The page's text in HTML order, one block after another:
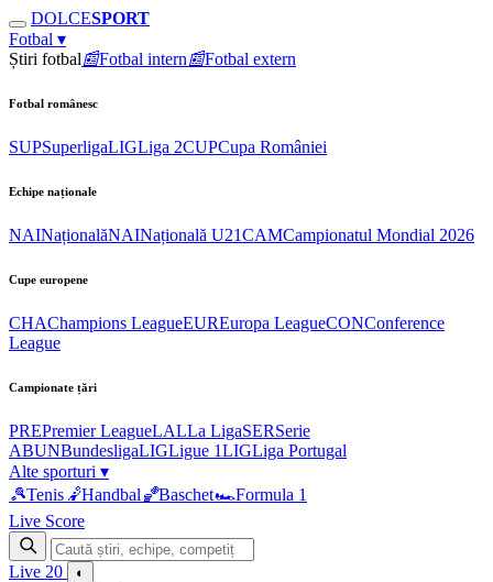
DOLCESPORT
Fotbal ▾
Știri fotbal📰Fotbal intern📰Fotbal extern
Fotbal românesc
SUPSuperligaLIGLiga 2CUPCupa României
Echipe naționale
NAINaționalăNAINațională U21CAMCampionatul Mondial 2026
Cupe europene
CHAChampions LeagueEUREuropa LeagueCONConference
League
Campionate țări
PREPremier LeagueLALLa LigaSERSerie
ABUNBundesligaLIGLigue 1LIGLiga Portugal
Alte sporturi ▾
🎾Tenis 🤾Handbal🏀Baschet🏎Formula 1
Live Score
Live 20 ◐